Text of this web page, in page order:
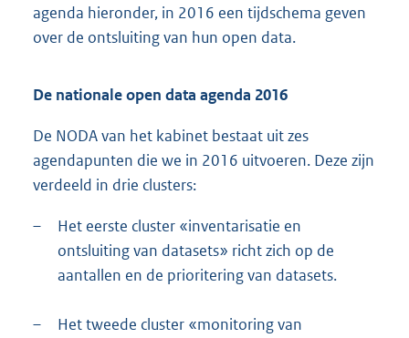
agenda hieronder, in 2016 een tijdschema geven
over de ontsluiting van hun open data.
De nationale open data agenda 2016
De NODA van het kabinet bestaat uit zes
agendapunten die we in 2016 uitvoeren. Deze zijn
verdeeld in drie clusters:
–
Het eerste cluster «inventarisatie en
ontsluiting van datasets» richt zich op de
aantallen en de prioritering van datasets.
–
Het tweede cluster «monitoring van